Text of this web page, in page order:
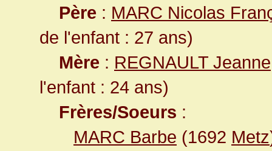
Père : MARC Nicolas
de l'enfant : 27 ans)
Mère : REGNAULT Jeanne
l'enfant : 24 ans)
Frères/Soeurs :
MARC Barbe (1692 Metz